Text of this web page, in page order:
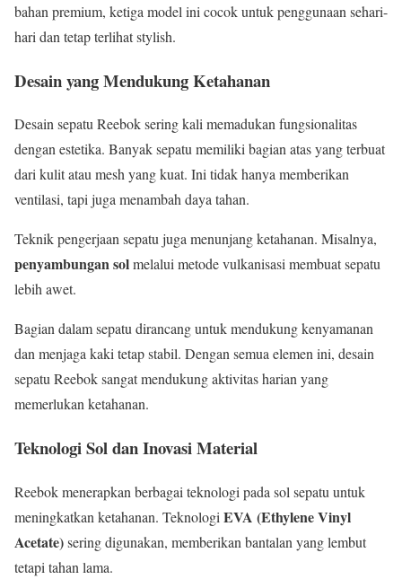
bahan premium, ketiga model ini cocok untuk penggunaan sehari-
hari dan tetap terlihat stylish.
Desain yang Mendukung Ketahanan
Desain sepatu Reebok sering kali memadukan fungsionalitas
dengan estetika. Banyak sepatu memiliki bagian atas yang terbuat
dari kulit atau mesh yang kuat. Ini tidak hanya memberikan
ventilasi, tapi juga menambah daya tahan.
Teknik pengerjaan sepatu juga menunjang ketahanan. Misalnya,
penyambungan solmelalui metode vulkanisasi membuat sepatu
lebih awet.
Bagian dalam sepatu dirancang untuk mendukung kenyamanan
dan menjaga kaki tetap stabil. Dengan semua elemen ini, desain
sepatu Reebok sangat mendukung aktivitas harian yang
memerlukan ketahanan.
Teknologi Sol dan Inovasi Material
Reebok menerapkan berbagai teknologi pada sol sepatu untuk
meningkatkan ketahanan. Teknologi EVA (Ethylene Vinyl
Acetate)sering digunakan, memberikan bantalan yang lembut
tetapi tahan lama.